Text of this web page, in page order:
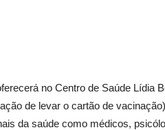
no Centro de Saúde Lídia
de levar o cartão de
da saúde como médicos,